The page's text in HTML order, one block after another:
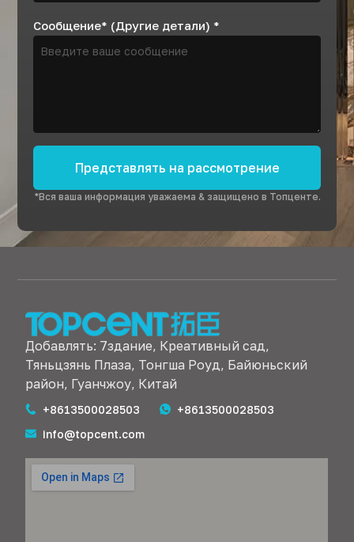
Сообщение* (Другие детали) *
Представлять на рассмотрение
*Вся ваша информация уважаема & защищено в Топценте.
Добавлять: 7здание, Креативный сад,
Тяньцзянь Плаза, Тонгша Роуд, Байюньский
район, Гуанчжоу, Китай
+8613500028503
+8613500028503
info@topcent.com